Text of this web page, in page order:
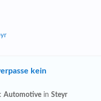
kein
Automotive in Steyr